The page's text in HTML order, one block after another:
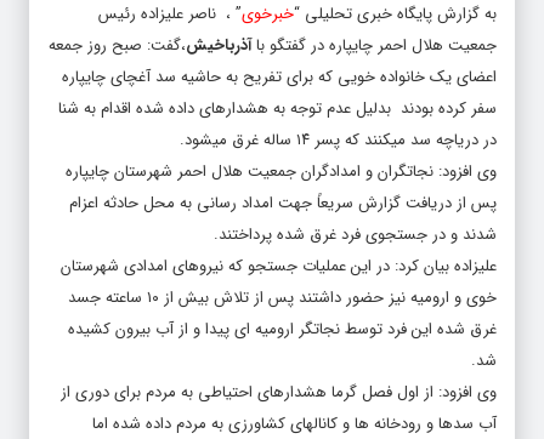
جمعیت هلال احمر چایپاره در گفتگو باآذرباخیش،گفت: صبح روز جمعه
اعضای یک خانواده خویی که برای تفریح به حاشیه سد آغچای چایپاره
سفر کرده بودند بدلیل عدم توجه به هشدارهای داده شده اقدام به شنا
در دریاچه سد میکنند که پسر ۱۴ ساله غرق میشود.
وی افزود: نجاتگران و امدادگران جمعیت هلال احمر شهرستان چایپاره
پس از دریافت گزارش سریعاً جهت امداد رسانی به محل حادثه اعزام
شدند و در جستجوی فرد غرق شده پرداختند.
علیزاده بیان کرد: در این عملیات جستجو که نیروهای امدادی شهرستان
خوی و ارومیه نیز حضور داشتند پس از تلاش بیش از ۱۰ ساعته جسد
غرق شده این فرد توسط نجاتگر ارومیه ای پیدا و از آب بیرون کشیده
شد.
وی افزود: از اول فصل گرما هشدارهای احتیاطی به مردم برای دوری از
آب سدها و رودخانه ها و کانالهای کشاورزی به مردم داده شده اما
متاسفانه عدم توجه به این هشدارها باعث روی دادن چنین اتفاقات